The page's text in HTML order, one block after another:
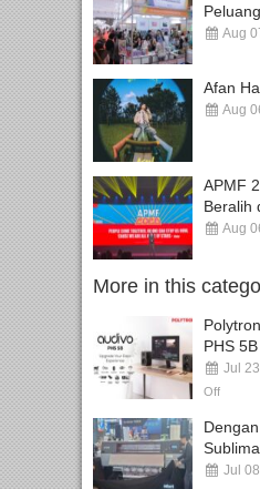
Aug
Afan
Aug
APMF
Beralih
Aug
More in this
PHS 5B
Jul
Off
Jul